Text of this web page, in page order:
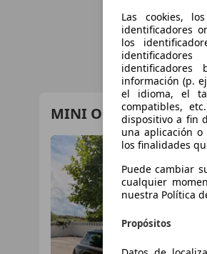
MINI One
Las cookies,
identificadores
los
información (p.
el idioma, el
compatibles,
dispositivo a fin
una aplicación
los finalidades
Puede cambiar
cualquier
nuestra Política
Propósitos